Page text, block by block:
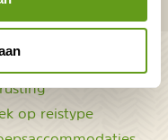
op reistype